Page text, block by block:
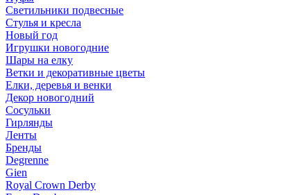
Светильники подвесные
Стулья и кресла
Новый год
Игрушки новогодние
Шары на елку
Ветки и декоративные цветы
Елки, деревья и венки
Декор новогодний
Сосульки
Гирлянды
Ленты
Бренды
Degrenne
Gien
Royal Crown Derby